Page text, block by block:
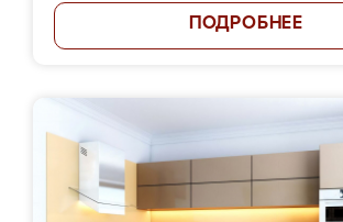
ПОДРОБНЕЕ